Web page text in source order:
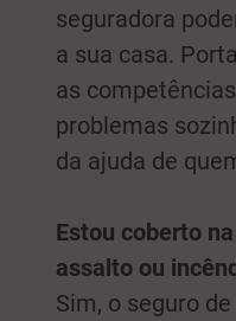
seguradora
a sua casa.
as
problemas
da ajuda de
Estou coberto
assalto ou
Sim, o seguro